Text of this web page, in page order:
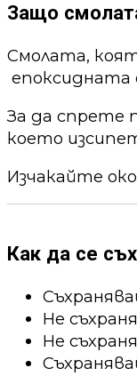
Защо
Смолата,
епоксидната
За да спрете
което
Изчакайте
Как да се
Не
Не